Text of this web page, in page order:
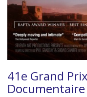
41e Grand